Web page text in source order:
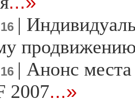
|
| Анонс
2007...»